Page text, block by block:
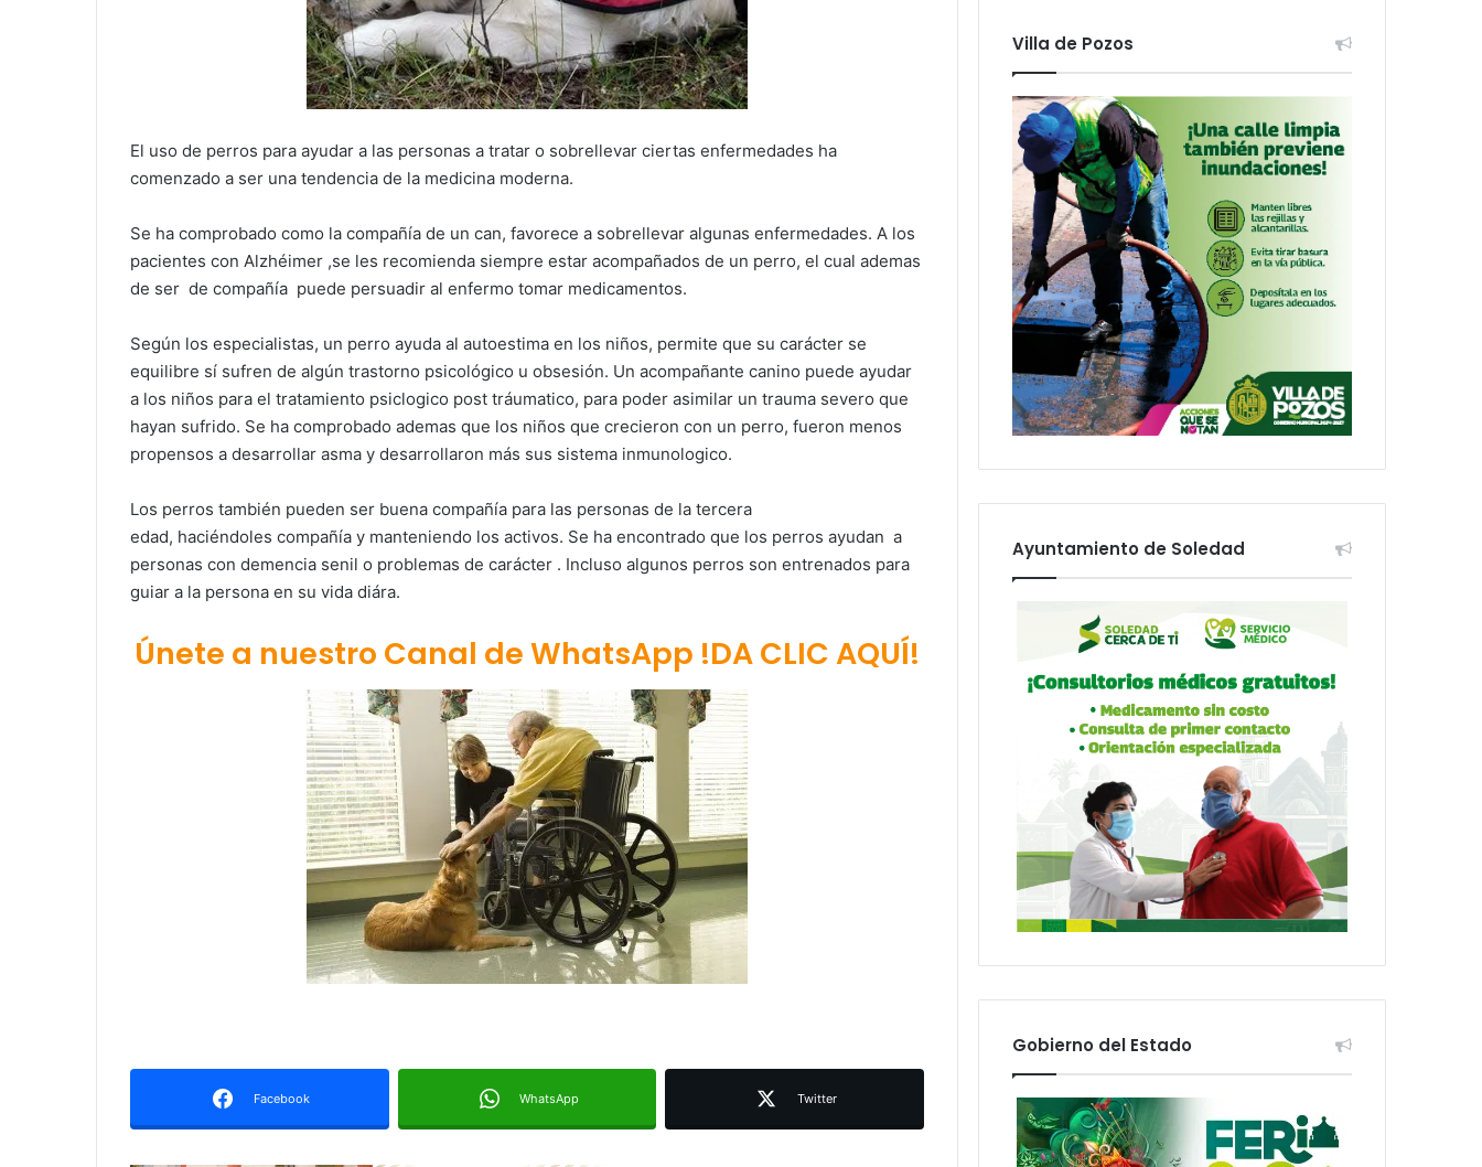
El uso de perros para ayudar a las personas a tratar o sobrellevar ciertas enfermedades ha
comenzado a ser una tendencia de la medicina moderna.
Se ha comprobado como la compañía de un can, favorece a sobrellevar algunas enfermedades. A los
pacientes con Alzhéimer ,se les recomienda siempre estar acompañados de un perro, el cual ademas
de ser de compañía puede persuadir al enfermo tomar medicamentos.
Según los especialistas, un perro ayuda al autoestima en los niños, permite que su carácter se
equilibre sí sufren de algún trastorno psicológico u obsesión. Un acompañante canino puede ayudar
a los niños para el tratamiento psiclogico post tráumatico, para poder asimilar un trauma severo que
hayan sufrido. Se ha comprobado ademas que los niños que crecieron con un perro, fueron menos
propensos a desarrollar asma y desarrollaron más sus sistema inmunologico.
Los perros también pueden ser buena compañía para las personas de la tercera
edad, haciéndoles compañía y manteniendo los activos. Se ha encontrado que los perros ayudan a
personas con demencia senil o problemas de carácter . Incluso algunos perros son entrenados para
guiar a la persona en su vida diára.
Únete a nuestro Canal de WhatsApp !DA CLIC AQUÍ!
Facebook WhatsApp Twitter
Juan Manuel Navarro alista
segundo informe en Soledad y
destaca coordinación con
Gobierno del Estado
adelantarse y denuncia guerra de
Villa de Pozos
Ayuntamiento de Soledad
Gobierno del Estado